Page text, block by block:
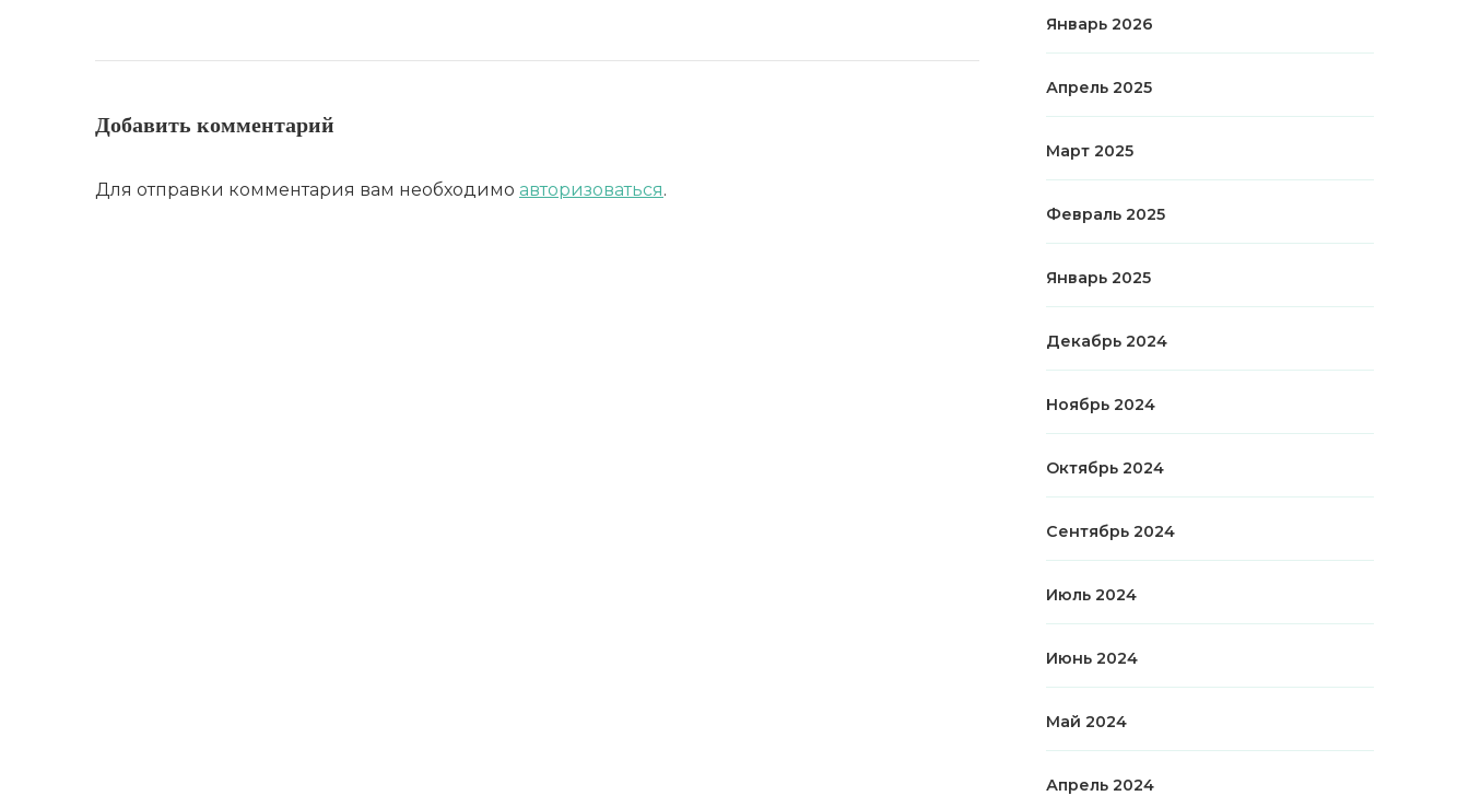
Добавить комментарий
Для отправки комментария вам необходимо авторизоваться.
Январь 2026
Апрель 2025
Март 2025
Февраль 2025
Январь 2025
Декабрь 2024
Ноябрь 2024
Октябрь 2024
Сентябрь 2024
Июль 2024
Июнь 2024
Май 2024
Апрель 2024